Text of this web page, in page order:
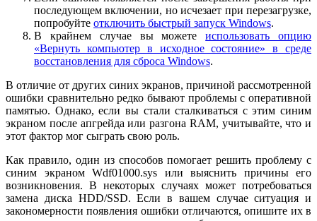
последующем включении, но исчезает при перезагрузке,
попробуйте отключить быстрый запуск Windows.
В крайнем случае вы можетеиспользовать опцию
«Вернуть компьютер в исходное состояние» в среде
восстановления для сброса Windows.
В отличие от других синих экранов, причиной рассмотренной
ошибки сравнительно редко бывают проблемы с оперативной
памятью. Однако, если вы стали сталкиваться с этим синим
экраном после апгрейда или разгона RAM, учитывайте, что и
этот фактор мог сыграть свою роль.
Как правило, один из способов помогает решить проблему с
синим экраном Wdf01000.sys или выяснить причины его
возникновения. В некоторых случаях может потребоваться
замена диска HDD/SSD. Если в вашем случае ситуация и
закономерности появления ошибки отличаются, опишите их в